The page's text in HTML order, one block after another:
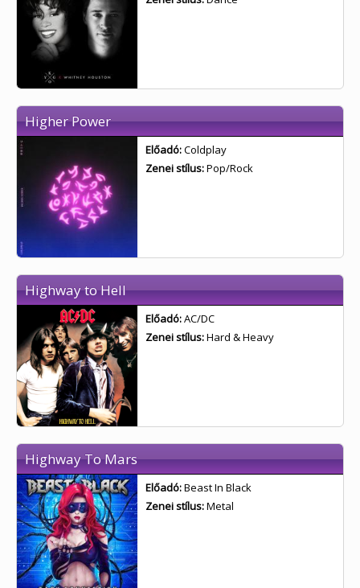
Higher Power
Előadó:Coldplay
Zenei stílus:Pop/Rock
Highway to Hell
Előadó:AC/DC
Zenei stílus:Hard & Heavy
Highway To Mars
Előadó:Beast In Black
Zenei stílus:Metal